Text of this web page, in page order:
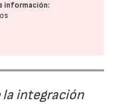
información:
integración